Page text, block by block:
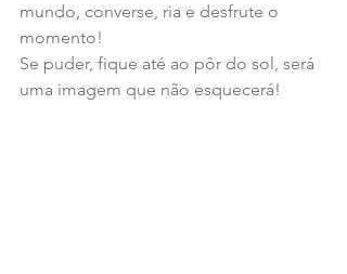
mundo, converse, ria e desfrute o
momento!
Se puder, fique até ao pôr do sol, será
uma imagem que não esquecerá!